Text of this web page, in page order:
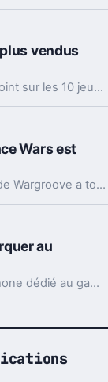
vendus
Comme chaque trimestre, Nintendo fait un point sur les 10 jeux les plus vendus sur Nintendo Switch dans le monde et au 31 décembre 2018, c'est donc ce nouveau classement qu'il faut prendre en compte, en attendant celui du mois de mars prochain...
Wars est
En seulement trois jours, le développement de Wargroove a totalement été rentabilisé.
au
Xiaomi s'était lancé sur le marché du smartphone dédié au gaming avec son Black Shark. Et voici que pourrait arriver la deuxième génération. Et ce dès le Printemps.